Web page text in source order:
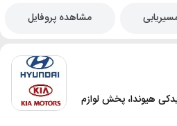
مشاهده پروفایل
هیوندا، پخش لوازم